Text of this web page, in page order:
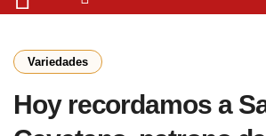
Variedades
Hoy recordamos a